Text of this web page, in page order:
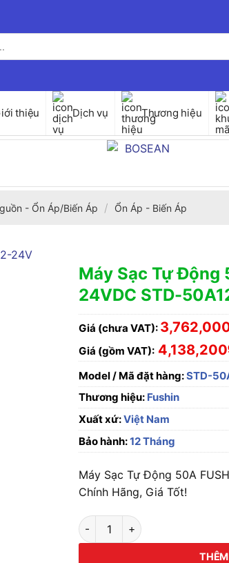
thiệu Dịch vụ Thương hiệu
- Ổn Áp/Biến Áp / Ổn Áp - Biến Áp
Máy Sạc Tự Động
24VDC STD-
Giá (chưa VAT):
Giá (gồm VAT): 4,138,200
Model / Mã đặt hàng:STD-
Thương hiệu: Fushin
Xuất xứ:Việt Nam
Bảo hành:12 Tháng
Máy Sạc Tự Động 50A
Chính Hãng, Giá Tốt!
Máy Sạc Tự Động 50A FUSHIN